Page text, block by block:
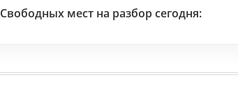
Свободных мест на разбор сегодня: